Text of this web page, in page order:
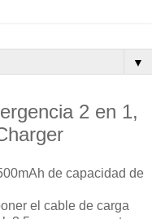
▼
2 en 1,
de capacidad de
el cable de carga